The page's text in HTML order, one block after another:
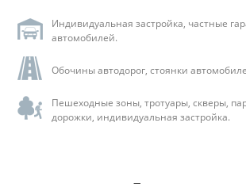
Индивидуальная застройка, частные
автомобилей.
Обочины автодорог, стоянки
Пешеходные зоны, тротуары, скверы,
дорожки, индивидуальная застройка.